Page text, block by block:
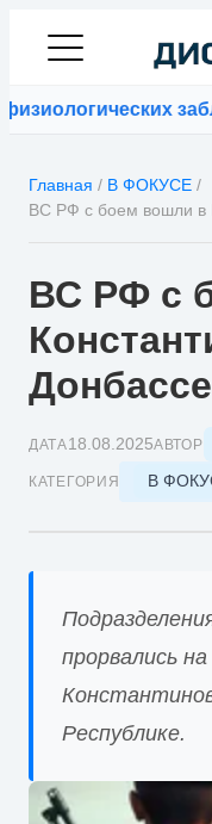
Главная / В ФОКУСЕ /
ВС РФ с боем вошли в
ВС РФ с
Донбассе
ДАТА18.08.2025АВТОР
КАТЕГОРИЯ В
прорвались
Республике.